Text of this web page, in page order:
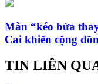
Màn “kéo bừa
Cai khiến cộng
TIN LIÊN